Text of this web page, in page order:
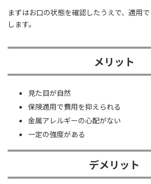
まずはお口の状態を確認したうえで、適用
します。
メリット
見た目が自然
保険適用で費用を抑えられる
金属アレルギーの心配がない
一定の強度がある
デメリット